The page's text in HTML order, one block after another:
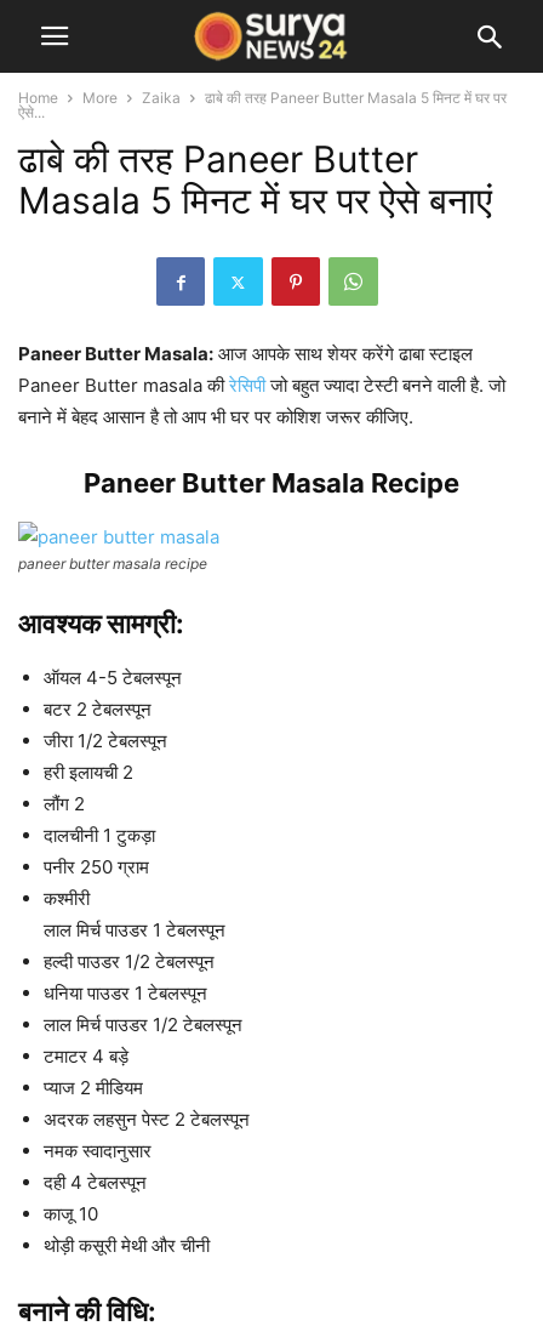
Home More Zaika
ढाबे की तरह Paneer Butter Masala 5 मिनट में घर पर
ऐसे...
ढाबे की तरह Paneer Butter
Masala 5 मिनट में घर पर ऐसे बनाएं
Paneer Butter Masala: आज आपके साथ शेयर करेंगे ढाबा स्टाइल
Paneer Butter masala कीरेसिपीजो बहुत ज्यादा टेस्टी बनने वाली है. जो
बनाने में बेहद आसान है तो आप भी घर पर कोशिश जरूर कीजिए.
Paneer Butter Masala Recipe
paneer butter masala recipe
आवश्यक सामग्री:
ऑयल 4-5 टेबलस्पून
बटर 2 टेबलस्पून
जीरा 1/2 टेबलस्पून
हरी इलायची 2
लौंग 2
दालचीनी 1 टुकड़ा
पनीर 250 ग्राम
कश्मीरी
लाल मिर्च पाउडर 1 टेबलस्पून
हल्दी पाउडर 1/2 टेबलस्पून
धनिया पाउडर 1 टेबलस्पून
लाल मिर्च पाउडर 1/2 टेबलस्पून
टमाटर 4 बड़े
प्याज 2 मीडियम
अदरक लहसुन पेस्ट 2 टेबलस्पून
नमक स्वादानुसार
दही 4 टेबलस्पून
काजू 10
थोड़ी कसूरी मेथी और चीनी
बनाने की विधि: